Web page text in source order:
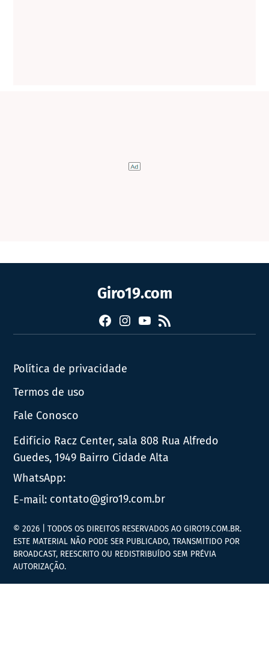
Giro19.com
FacebookInstagram
YouTube
RSS
Política de privacidade
Termos de uso
Fale Conosco
Edifício Racz Center, sala 808 Rua Alfredo
Guedes, 1949 Bairro Cidade Alta
WhatsApp:
E-mail: contato@giro19.com.br
© 2026 | TODOS OS DIREITOS RESERVADOS AO GIRO19.COM.BR.
ESTE MATERIAL NÃO PODE SER PUBLICADO, TRANSMITIDO POR
BROADCAST, REESCRITO OU REDISTRIBUÍDO SEM PRÉVIA
AUTORIZAÇÃO.